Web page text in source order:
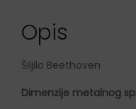
Opis
Šiljilo Beethoven
Dimenzije metalnog